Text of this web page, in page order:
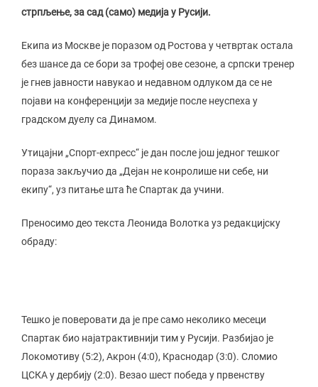
стрпљење, за сад (само) медија у Русији.
Екипа из Москве је поразом од Ростова у четвртак остала
без шансе да се бори за трофеј ове сезоне, а српски тренер
је гнев јавности навукао и недавном одлуком да се не
појави на конференцији за медије после неуспеха у
градском дуелу са Динамом.
Утицајни „Спорт-еxпресс“ је дан после још једног тешког
пораза закључио да „Дејан не конролише ни себе, ни
екипу“, уз питање шта ће Спартак да учини.
Преносимо део текста Леонида Волотка уз редакцијску
обраду:
Тешко је поверовати да је пре само неколико месеци
Спартак био најатрактивнији тим у Русији. Разбијао је
Локомотиву (5:2), Акрон (4:0), Краснодар (3:0). Сломио
ЦСКА у дербију (2:0). Везао шест победа у првенству